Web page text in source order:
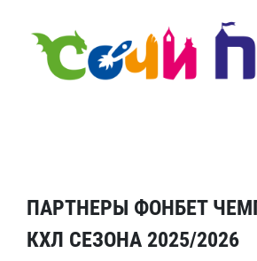
ПАРТНЕРЫ ФОНБЕТ
КХЛ СЕЗОНА 2025/2026